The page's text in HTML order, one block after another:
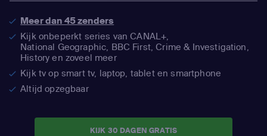
Meer dan 45 zenders
Kijk onbeperkt series van CANAL+,
National Geographic, BBC First, Crime & Investigation,
History en zoveel meer
Kijk tv op smart tv, laptop, tablet en smartphone
Altijd opzegbaar
KIJK 30 DAGEN GRATIS